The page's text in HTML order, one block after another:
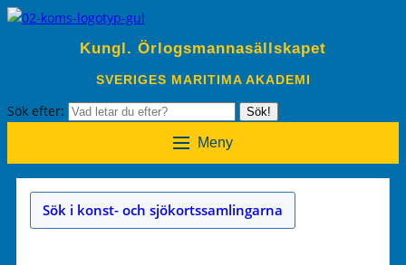
Kungl. Örlogsmannasällskapet
SVERIGES MARITIMA AKADEMI
Sök efter: Sök!
Meny
Sök i konst- och sjökortssamlingarna